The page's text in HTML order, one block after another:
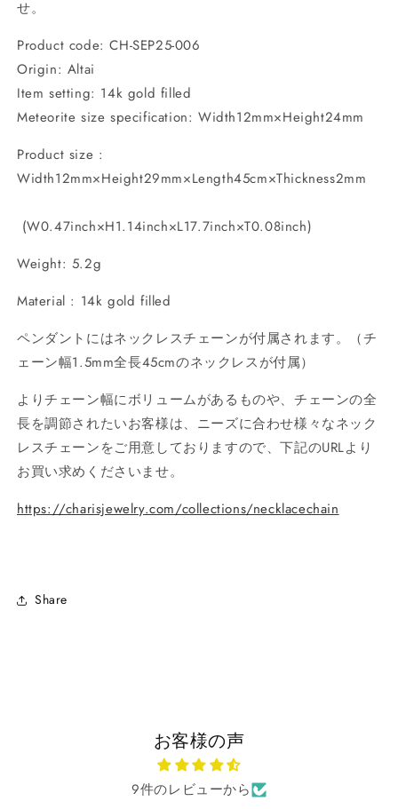
減
ら
す
増
す
せ。
Product code: CH-SEP25-006
Origin: Altai
Item setting: 14k gold filled
Meteorite size specification: Width12mm×Height24mm
Product size :
Width12mm×Height29mm×Length45cm×Thickness2mm
(W0.47inch×H1.14inch×L17.7inch×T0.08inch)
Weight: 5.2g
Material : 14k gold filled
ペンダントにはネックレスチェーンが付属されます。（チ
ェーン幅1.5mm全長45cmのネックレスが付属）
よりチェーン幅にボリュームがあるものや、チェーンの全
長を調節されたいお客様は、ニーズに合わせ様々なネック
レスチェーンをご用意しておりますので、下記のURLより
お買い求めくださいませ。
https://charisjewelry.com/collections/necklacechain
Share
お客様の声
9件のレビューから